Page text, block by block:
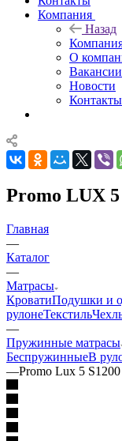
Компания
Назад
О
Вакансии
Новости
Контакты
Promo LUX 5
Главная
—
Каталог
—
Матрасы
КроватиПодушки и
рулонеТекстиль
—
Пружинные матрасы
БеспружинныеВ
—Promo Lux 5 S1200